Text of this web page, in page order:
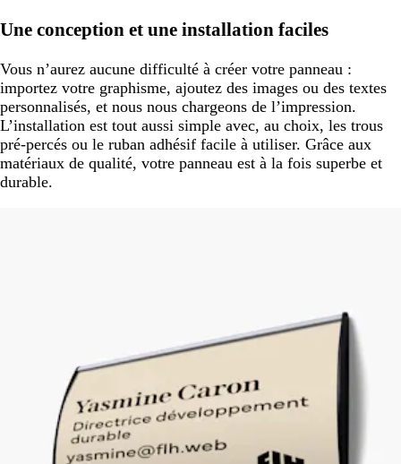
Une conception et une installation faciles
Vous n’aurez aucune difficulté à créer votre panneau :
importez votre graphisme, ajoutez des images ou des textes
personnalisés, et nous nous chargeons de l’impression.
L’installation est tout aussi simple avec, au choix, les trous
pré-percés ou le ruban adhésif facile à utiliser. Grâce aux
matériaux de qualité, votre panneau est à la fois superbe et
durable.